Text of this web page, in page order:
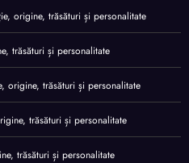
origine, trăsături și personalitate
trăsături și personalitate
origine, trăsături și personalitate
trăsături și personalitate
trăsături și personalitate